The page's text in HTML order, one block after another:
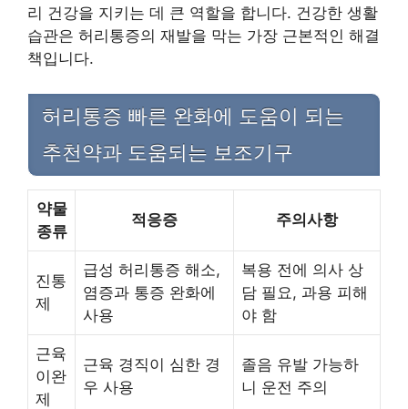
리 건강을 지키는 데 큰 역할을 합니다. 건강한 생활
습관은 허리통증의 재발을 막는 가장 근본적인 해결
책입니다.
허리통증 빠른 완화에 도움이 되는
추천약과 도움되는 보조기구
약물
종류
적응증 주의사항
진통
제
급성 허리통증 해소,
염증과 통증 완화에
사용
복용 전에 의사 상
담 필요, 과용 피해
야 함
근육
이완
제
근육 경직이 심한 경
우 사용
졸음 유발 가능하
니 운전 주의